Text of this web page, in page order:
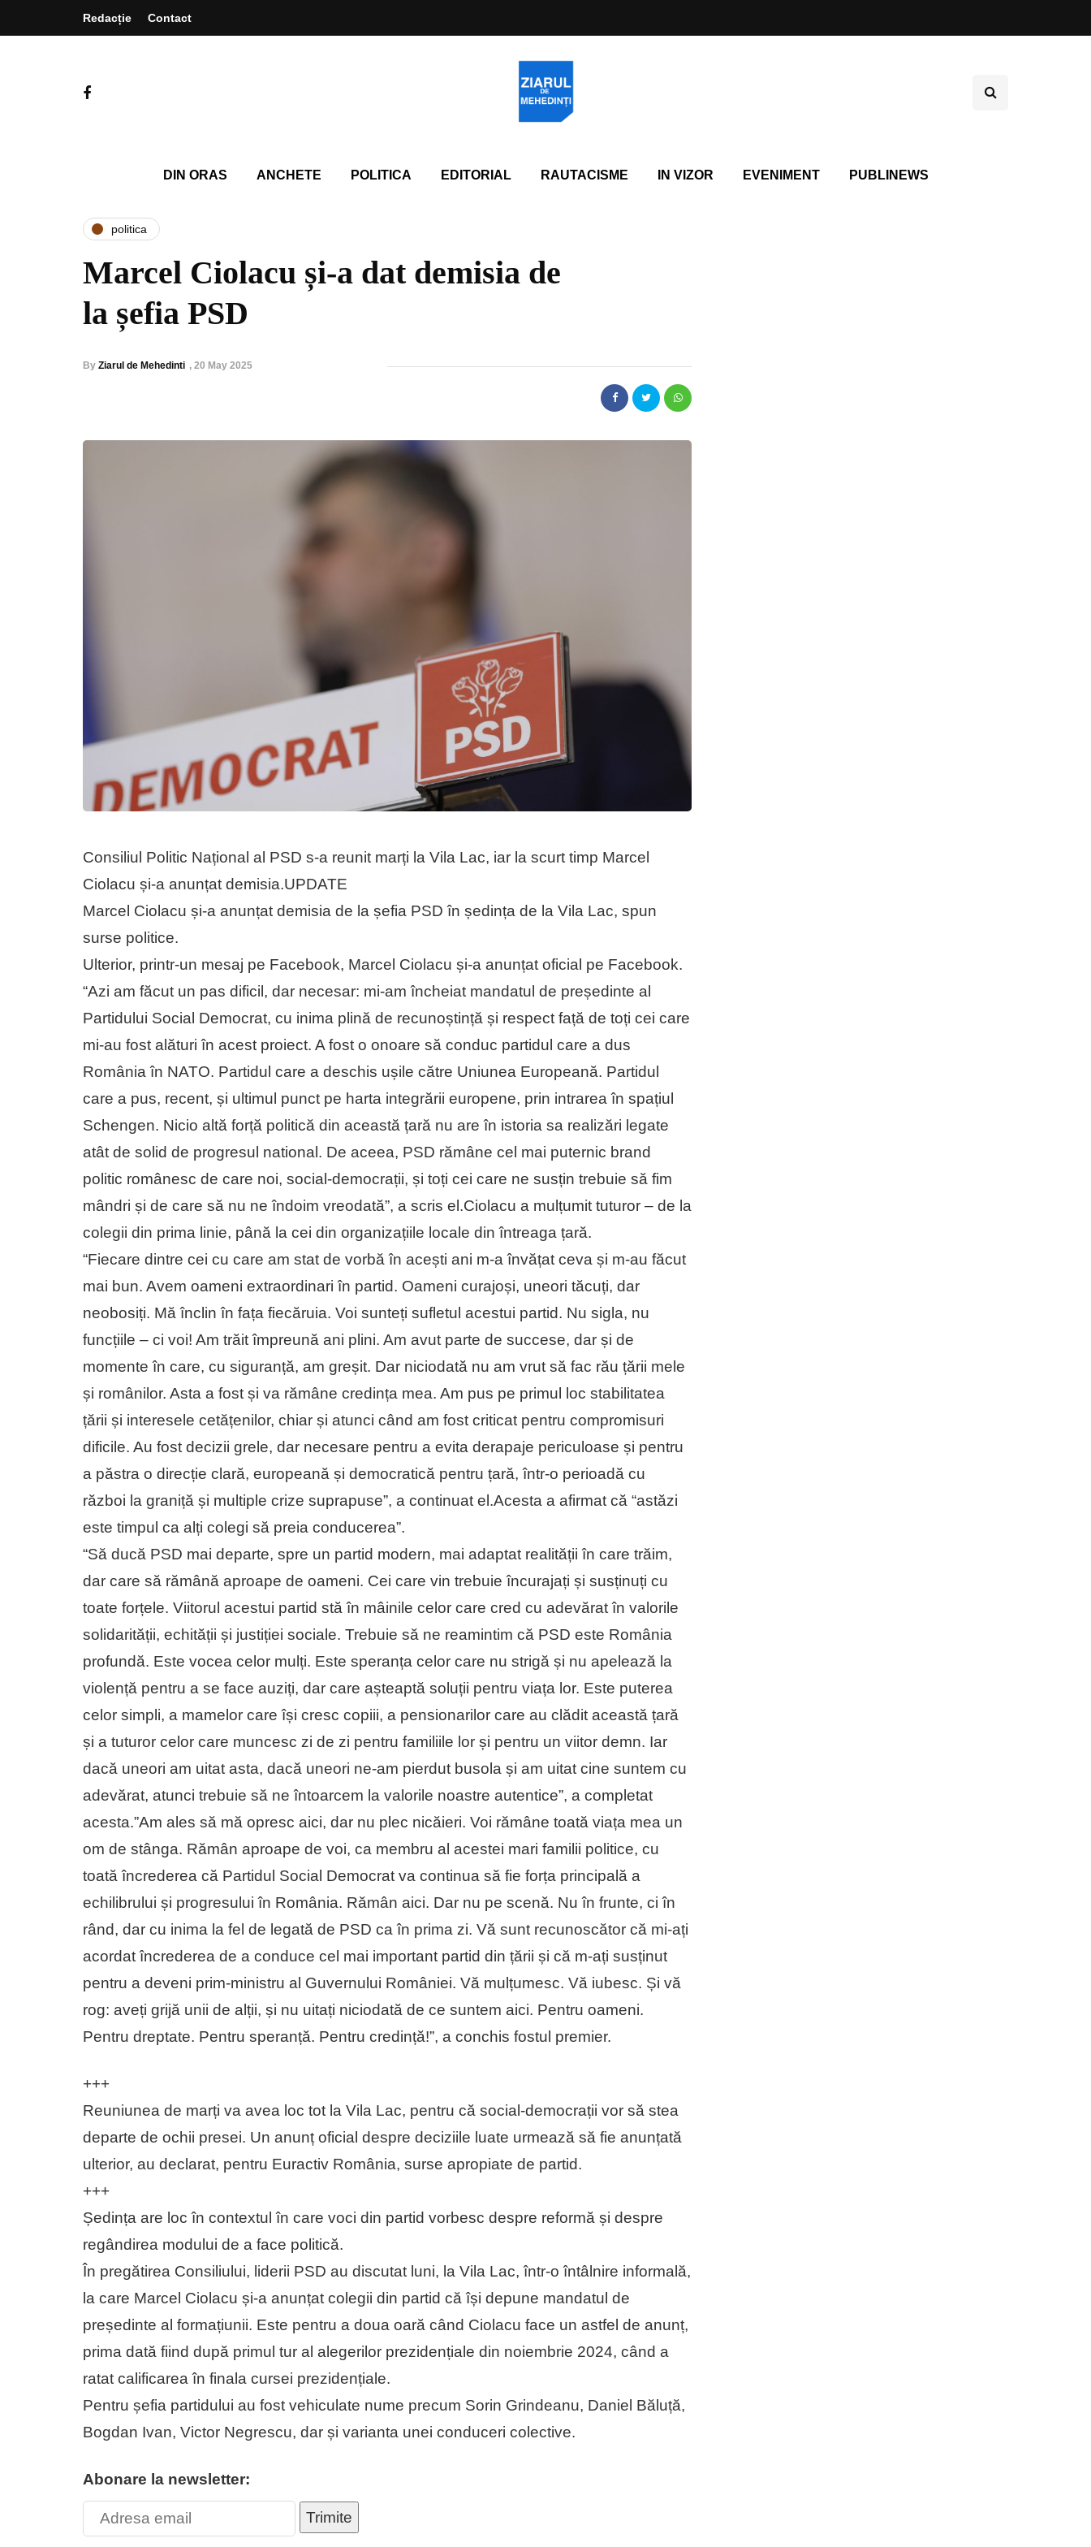
Redacție Contact
DIN ORAS ANCHETE POLITICA EDITORIAL RAUTACISME IN VIZOR EVENIMENT PUBLINEWS
politica
Marcel Ciolacu și-a dat demisia de
la șefia PSD
By Ziarul de Mehedinti , 20 May 2025
Consiliul Politic Național al PSD s-a reunit marți la Vila Lac, iar la scurt timp Marcel
Ciolacu și-a anunțat demisia.UPDATE
Marcel Ciolacu și-a anunțat demisia de la șefia PSD în ședința de la Vila Lac, spun
surse politice.
Ulterior, printr-un mesaj pe Facebook, Marcel Ciolacu și-a anunțat oficial pe Facebook.
“Azi am făcut un pas dificil, dar necesar: mi-am încheiat mandatul de președinte al
Partidului Social Democrat, cu inima plină de recunoștință și respect față de toți cei care
mi-au fost alături în acest proiect. A fost o onoare să conduc partidul care a dus
România în NATO. Partidul care a deschis ușile către Uniunea Europeană. Partidul
care a pus, recent, și ultimul punct pe harta integrării europene, prin intrarea în spațiul
Schengen. Nicio altă forță politică din această țară nu are în istoria sa realizări legate
atât de solid de progresul national. De aceea, PSD rămâne cel mai puternic brand
politic românesc de care noi, social-democrații, și toți cei care ne susțin trebuie să fim
mândri și de care să nu ne îndoim vreodată”, a scris el.Ciolacu a mulțumit tuturor – de la
colegii din prima linie, până la cei din organizațiile locale din întreaga țară.
“Fiecare dintre cei cu care am stat de vorbă în acești ani m-a învățat ceva și m-au făcut
mai bun. Avem oameni extraordinari în partid. Oameni curajoși, uneori tăcuți, dar
neobosiți. Mă înclin în fața fiecăruia. Voi sunteți sufletul acestui partid. Nu sigla, nu
funcțiile – ci voi! Am trăit împreună ani plini. Am avut parte de succese, dar și de
momente în care, cu siguranță, am greșit. Dar niciodată nu am vrut să fac rău țării mele
și românilor. Asta a fost și va rămâne credința mea. Am pus pe primul loc stabilitatea
țării și interesele cetățenilor, chiar și atunci când am fost criticat pentru compromisuri
dificile. Au fost decizii grele, dar necesare pentru a evita derapaje periculoase și pentru
a păstra o direcție clară, europeană și democratică pentru țară, într-o perioadă cu
război la graniță și multiple crize suprapuse”, a continuat el.Acesta a afirmat că “astăzi
este timpul ca alți colegi să preia conducerea”.
“Să ducă PSD mai departe, spre un partid modern, mai adaptat realității în care trăim,
dar care să rămână aproape de oameni. Cei care vin trebuie încurajați și susținuți cu
toate forțele. Viitorul acestui partid stă în mâinile celor care cred cu adevărat în valorile
solidarității, echității și justiției sociale. Trebuie să ne reamintim că PSD este România
profundă. Este vocea celor mulți. Este speranța celor care nu strigă și nu apelează la
violență pentru a se face auziți, dar care așteaptă soluții pentru viața lor. Este puterea
celor simpli, a mamelor care își cresc copiii, a pensionarilor care au clădit această țară
și a tuturor celor care muncesc zi de zi pentru familiile lor și pentru un viitor demn. Iar
dacă uneori am uitat asta, dacă uneori ne-am pierdut busola și am uitat cine suntem cu
adevărat, atunci trebuie să ne întoarcem la valorile noastre autentice”, a completat
acesta.”Am ales să mă opresc aici, dar nu plec nicăieri. Voi rămâne toată viața mea un
om de stânga. Rămân aproape de voi, ca membru al acestei mari familii politice, cu
toată încrederea că Partidul Social Democrat va continua să fie forța principală a
echilibrului și progresului în România. Rămân aici. Dar nu pe scenă. Nu în frunte, ci în
rând, dar cu inima la fel de legată de PSD ca în prima zi. Vă sunt recunoscător că mi-ați
acordat încrederea de a conduce cel mai important partid din țării și că m-ați susținut
pentru a deveni prim-ministru al Guvernului României. Vă mulțumesc. Vă iubesc. Și vă
rog: aveți grijă unii de alții, și nu uitați niciodată de ce suntem aici. Pentru oameni.
Pentru dreptate. Pentru speranță. Pentru credință!”, a conchis fostul premier.
+++
Reuniunea de marți va avea loc tot la Vila Lac, pentru că social-democrații vor să stea
departe de ochii presei. Un anunț oficial despre deciziile luate urmează să fie anunțată
ulterior, au declarat, pentru Euractiv România, surse apropiate de partid.
+++
Ședința are loc în contextul în care voci din partid vorbesc despre reformă și despre
regândirea modului de a face politică.
În pregătirea Consiliului, liderii PSD au discutat luni, la Vila Lac, într-o întâlnire informală,
la care Marcel Ciolacu și-a anunțat colegii din partid că își depune mandatul de
președinte al formațiunii. Este pentru a doua oară când Ciolacu face un astfel de anunț,
prima dată fiind după primul tur al alegerilor prezidențiale din noiembrie 2024, când a
ratat calificarea în finala cursei prezidențiale.
Pentru șefia partidului au fost vehiculate nume precum Sorin Grindeanu, Daniel Băluță,
Bogdan Ivan, Victor Negrescu, dar și varianta unei conduceri colective.
Abonare la newsletter:
Trimite